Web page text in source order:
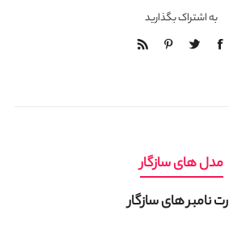
به اشتراک بگذارید
مدل های سازگار
نامبر های سازگار